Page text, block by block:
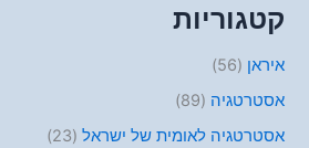
קטגוריות
איראן (56)
אסטרטגיה (89)
אסטרטגיה לאומית של ישראל (23)